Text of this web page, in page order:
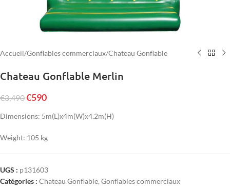
Accueil/Gonflables commerciaux/Chateau Gonflable
Chateau Gonflable Merlin
€3,490€590
Dimensions: 5m(L)x4m(W)x4.2m(H)
Weight: 105 kg
UGS : p131603
Catégories : Chateau Gonflable, Gonflables commerciaux